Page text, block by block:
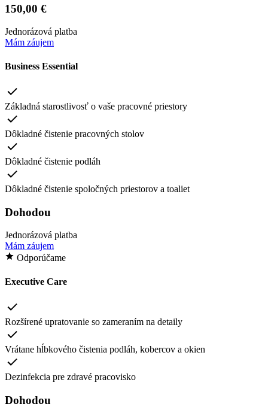
150,00 €
Jednorázová platba
Mám záujem
Business Essential
Základná starostlivosť o vaše pracovné priestory
Dôkladné čistenie pracovných stolov
Dôkladné čistenie podláh
Dôkladné čistenie spoločných priestorov a toaliet
Dohodou
Jednorázová platba
Mám záujem
Odporúčame
Executive Care
Rozšírené upratovanie so zameraním na detaily
Vrátane hĺbkového čistenia podláh, kobercov a okien
Dezinfekcia pre zdravé pracovisko
Dohodou